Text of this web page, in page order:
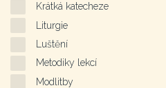
Krátká katecheze
Liturgie
Luštění
Metodiky lekcí
Modlitby